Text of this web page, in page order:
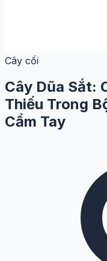
Cây cối
Cây Dũa Sắt:
Thiếu Trong
Cầm Tay